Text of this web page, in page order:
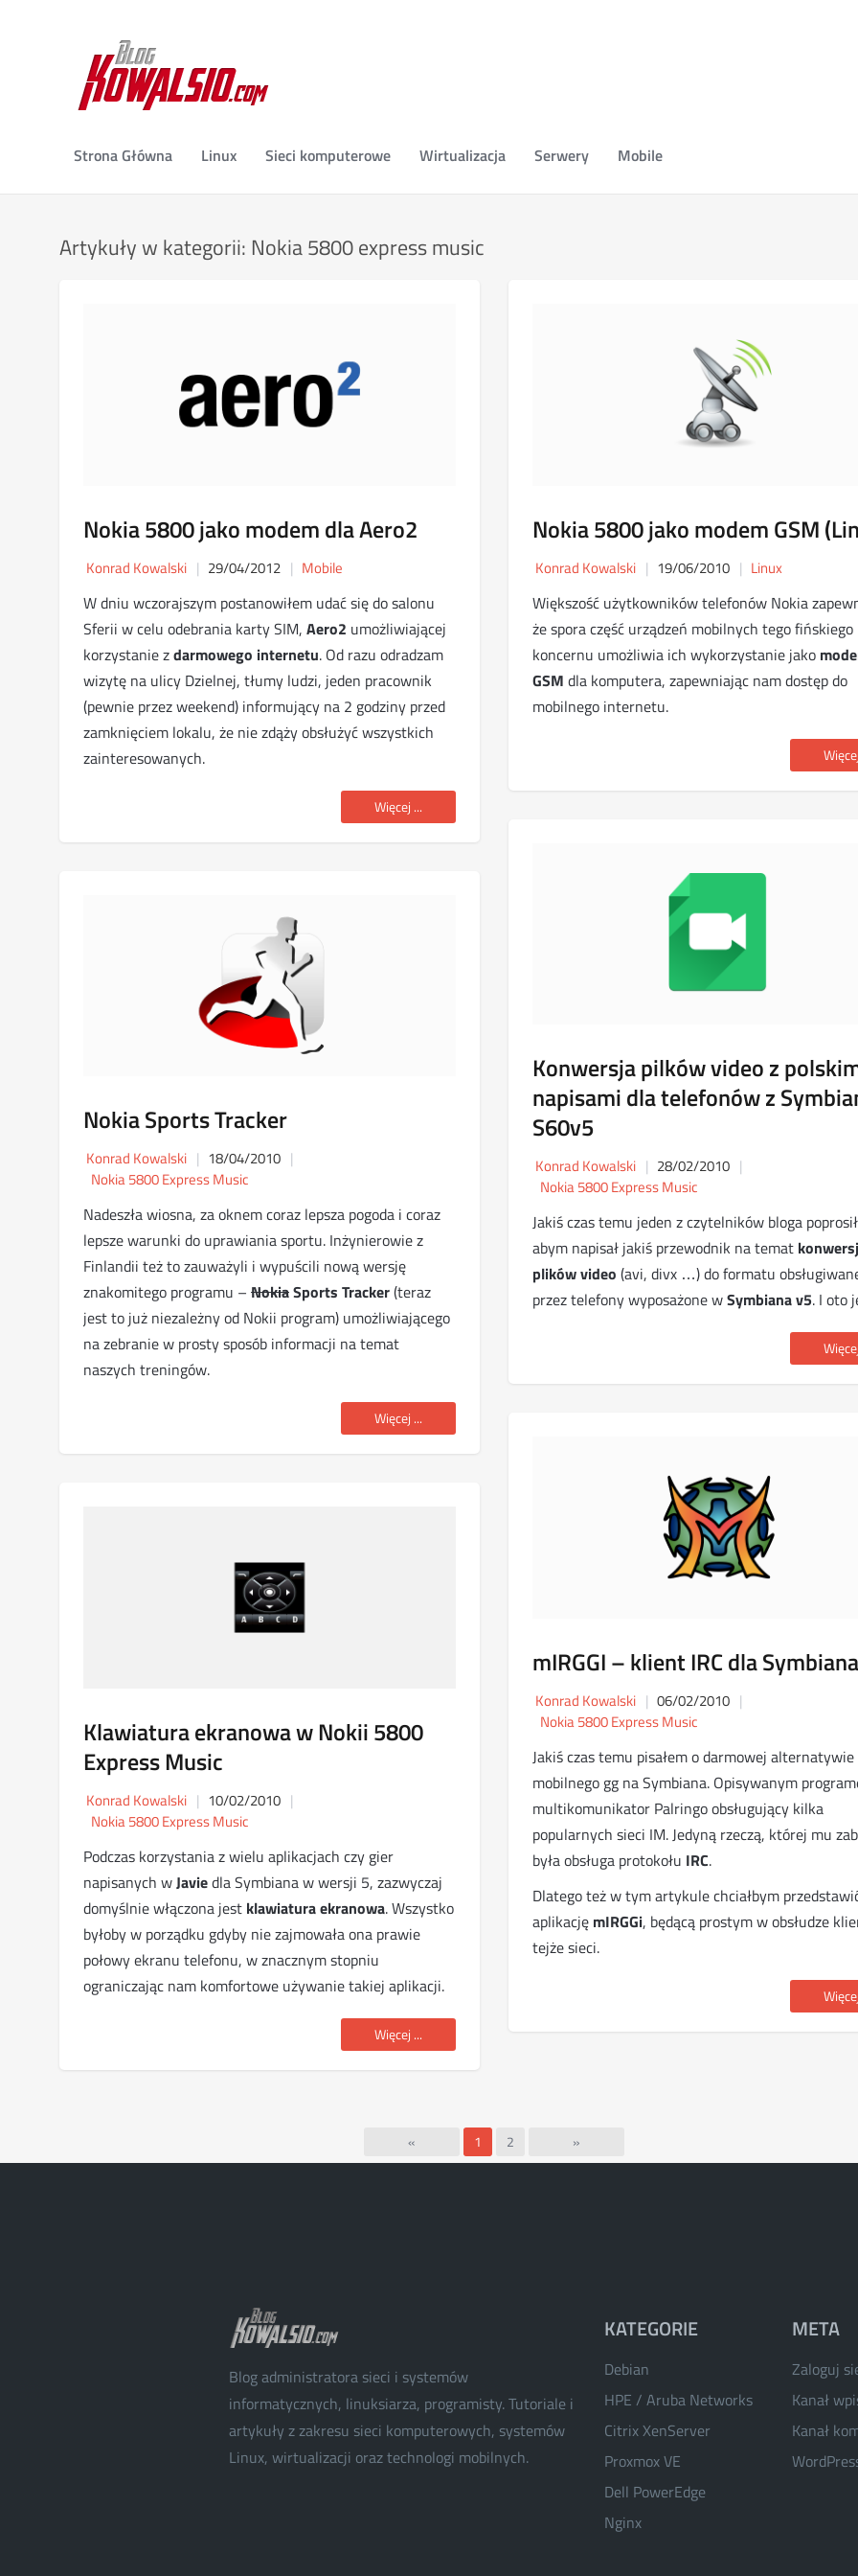
Strona Główna Linux Sieci komputerowe Wirtualizacja Serwery Mobile
Artykuły w kategorii: Nokia 5800 express music
Nokia 5800 jako modem dla Aero2
Konrad Kowalski 29/04/2012 Mobile
W dniu wczorajszym postanowiłem udać się do salonu
Sferii w celu odebrania karty SIM, Aero2 umożliwiającej
korzystanie zdarmowego internetu. Od razu odradzam
wizytę na ulicy Dzielnej, tłumy ludzi, jeden pracownik
(pewnie przez weekend) informujący na 2 godziny przed
zamknięciem lokalu, że nie zdąży obsłużyć wszystkich
zainteresowanych.
Więcej ...
Nokia Sports Tracker
Konrad Kowalski
18/04/2010
Nokia 5800 Express Music
Nadeszła wiosna, za oknem coraz lepsza pogoda i coraz
lepsze warunki do uprawiania sportu. Inżynierowie z
Finlandii też to zauważyli i wypuścili nową wersję
znakomitego programu – NokiaSports Tracker(teraz
jest to już niezależny od Nokii program) umożliwiającego
na zebranie w prosty sposób informacji na temat
naszych treningów.
Więcej ...
Klawiatura ekranowa w Nokii 5800
Express Music
Konrad Kowalski
10/02/2010
Nokia 5800 Express Music
Podczas korzystania z wielu aplikacjach czy gier
napisanych wJaviedla Symbiana w wersji 5, zazwyczaj
domyślnie włączona jest klawiatura ekranowa. Wszystko
byłoby w porządku gdyby nie zajmowała ona prawie
połowy ekranu telefonu, w znacznym stopniu
ograniczając nam komfortowe używanie takiej aplikacji.
Więcej ...
Nokia 5800 jako modem GSM
Konrad Kowalski 19/06/2010 Linux
Większość użytkowników telefonów Nokia
że spora część urządzeń mobilnych tego fińskiego
koncernu umożliwia ich wykorzystanie jako
GSM dla komputera, zapewniając nam dostęp do
mobilnego internetu.
Konwersja pilków video z
napisami dla telefonów z
S60v5
Konrad Kowalski
28/02/2010
Nokia 5800 Express Music
Jakiś czas temu jeden z czytelników bloga
abym napisał jakiś przewodnik na temat
plików video (avi, divx …) do formatu
przez telefony wyposażone wSymbiana v5. I oto
mIRGGI – klient IRC dla Symbiana
Konrad Kowalski
06/02/2010
Nokia 5800 Express Music
Jakiś czas temu pisałem o darmowej alternatywie
mobilnego gg na Symbiana. Opisywanym
multikomunikator Palringo obsługujący kilka
popularnych sieci IM. Jedyną rzeczą, której mu
była obsługa protokołu IRC.
Dlatego też w tym artykule chciałbym
aplikację mIRGGi, będącą prostym w obsłudze
tejże sieci.
« 1 2 »
Blog administratora sieci i systemów
informatycznych, linuksiarza, programisty. Tutoriale i
artykuły z zakresu sieci komputerowych, systemów
Linux, wirtualizacji oraz technologi mobilnych.
KATEGORIE
Debian
HPE / Aruba Networks
Citrix XenServer
Proxmox VE
Dell PowerEdge
Nginx
META
Zaloguj
Kanał
Kanał